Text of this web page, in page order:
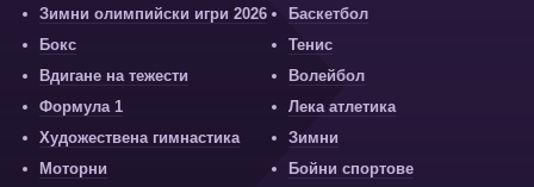
Зимни олимпийски игри 2026
Баскетбол
Бокс
Тенис
Вдигане на тежести
Волейбол
Формула 1
Лека атлетика
Художествена гимнастика
Зимни
Моторни
Бойни спортове